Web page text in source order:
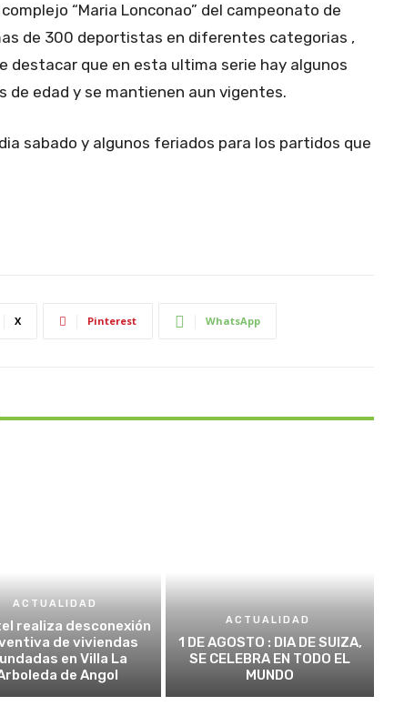
“Maria Lonconao” del campeonato de
de 300 deportistas en diferentes categorias ,
destacar que en esta ultima serie hay algunos
de edad y se mantienen aun vigentes.
sabado y algunos feriados para los partidos que
X Pinterest WhatsApp
ACTUALIDAD
realiza desconexión
de viviendas
en Villa La
de Angol
ACTUALIDAD
1 DE AGOSTO : DIA DE SUIZA,
SE CELEBRA EN TODO EL
MUNDO